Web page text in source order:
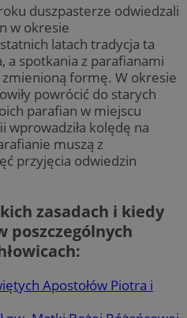
duszpasterze odwiedzali
w okresie
latach tradycja ta
a spotkania z parafianami
zmienioną formę. W okresie
powrócić do starych
parafian w miejscu
wprowadziła kolędę na
muszą z
przyjęcia odwiedzin
zasadach i kiedy
poszczególnych
Apostołów Piotra i